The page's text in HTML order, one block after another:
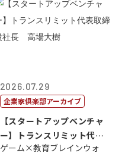
2026.07.29
企業家倶楽部アーカイブ
【スタートアップベンチャ
ー】トランスリミット代表
取締役社長 ...
ゲーム×教育ブレインウォ